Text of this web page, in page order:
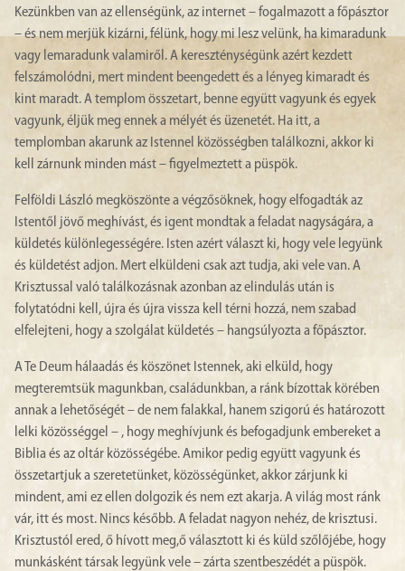
Kezünkben van az ellenségünk, az internet – fogalmazott a főpásztor
– és nem merjük kizárni, félünk, hogy mi lesz velünk, ha kimaradunk
vagy lemaradunk valamiről. A kereszténységünk azért kezdett
felszámolódni, mert mindent beengedett és a lényeg kimaradt és
kint maradt. A templom összetart, benne együtt vagyunk és egyek
vagyunk, éljük meg ennek a mélyét és üzenetét. Ha itt, a
templomban akarunk az Istennel közösségben találkozni, akkor ki
kell zárnunk minden mást – figyelmeztett a püspök.
Felföldi László megköszönte a végzősöknek, hogy elfogadták az
Istentől jövő meghívást, és igent mondtak a feladat nagyságára, a
küldetés különlegességére. Isten azért választ ki, hogy vele legyünk
és küldetést adjon. Mert elküldeni csak azt tudja, aki vele van. A
Krisztussal való találkozásnak azonban az elindulás után is
folytatódni kell, újra és újra vissza kell térni hozzá, nem szabad
elfelejteni, hogy a szolgálat küldetés – hangsúlyozta a főpásztor.
A Te Deum hálaadás és köszönet Istennek, aki elküld, hogy
megteremtsük magunkban, családunkban, a ránk bízottak körében
annak a lehetőségét – de nem falakkal, hanem szigorú és határozott
lelki közösséggel – , hogy meghívjunk és befogadjunk embereket a
Biblia és az oltár közösségébe. Amikor pedig együtt vagyunk és
összetartjuk a szeretetünket, közösségünket, akkor zárjunk ki
mindent, ami ez ellen dolgozik és nem ezt akarja. A világ most ránk
vár, itt és most. Nincs később. A feladat nagyon nehéz, de krisztusi.
Krisztustól ered, ő hívott meg,ő választott ki és küld szőlőjébe, hogy
munkásként társak legyünk vele – zárta szentbeszédét a püspök.